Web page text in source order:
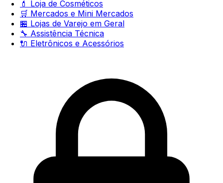
💄 Loja de Cosméticos
🛒 Mercados e Mini Mercados
🏪 Lojas de Varejo em Geral
🔧 Assistência Técnica
🔌 Eletrônicos e Acessórios